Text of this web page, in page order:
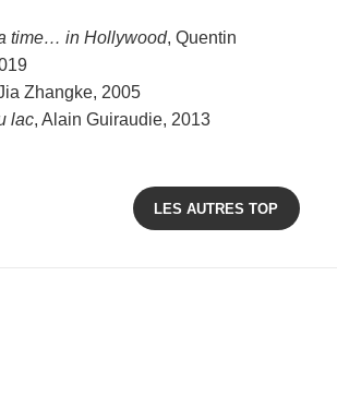
time… in Hollywood, Quentin
Zhangke, 2005
lac, Alain Guiraudie, 2013
LES AUTRES TOP